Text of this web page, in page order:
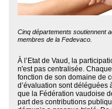
Cinq départements soutiennent
membres de la Fedevaco.
À l’Etat de Vaud, la
n'est pas centralisée.
fonction de son domaine de
d’évaluation sont
que la Fédération vaudoise
part des contributions